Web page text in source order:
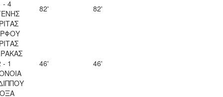
- 4
82' 82'
- 1
46' 46'